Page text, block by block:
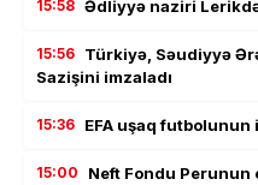
15:58 Ədliyyə naziri
15:56 Türkiyə, Səudiyyə
Sazişini imzaladı
15:36 EFA uşaq futbolunun
15:00 Neft Fondu Perunun